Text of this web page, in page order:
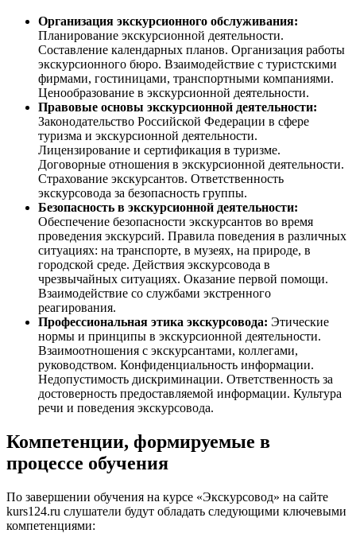
Организация экскурсионного обслуживания:
Планирование экскурсионной деятельности.
Составление календарных планов. Организация работы
экскурсионного бюро. Взаимодействие с туристскими
фирмами, гостиницами, транспортными компаниями.
Ценообразование в экскурсионной деятельности.
Правовые основы экскурсионной деятельности:
Законодательство Российской Федерации в сфере
туризма и экскурсионной деятельности.
Лицензирование и сертификация в туризме.
Договорные отношения в экскурсионной деятельности.
Страхование экскурсантов. Ответственность
экскурсовода за безопасность группы.
Безопасность в экскурсионной деятельности:
Обеспечение безопасности экскурсантов во время
проведения экскурсий. Правила поведения в различных
ситуациях: на транспорте, в музеях, на природе, в
городской среде. Действия экскурсовода в
чрезвычайных ситуациях. Оказание первой помощи.
Взаимодействие со службами экстренного
реагирования.
Профессиональная этика экскурсовода: Этические
нормы и принципы в экскурсионной деятельности.
Взаимоотношения с экскурсантами, коллегами,
руководством. Конфиденциальность информации.
Недопустимость дискриминации. Ответственность за
достоверность предоставляемой информации. Культура
речи и поведения экскурсовода.
Компетенции, формируемые в
процессе обучения
По завершении обучения на курсе «Экскурсовод» на сайте
kurs124.ru слушатели будут обладать следующими ключевыми
компетенциями: